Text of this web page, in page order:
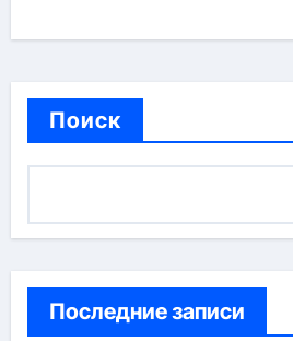
Поиск
Последние записи